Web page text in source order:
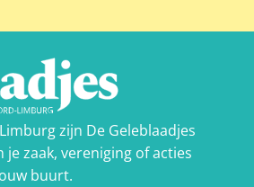
zijn De Geleblaadjes
zaak, vereniging of acties
buurt.